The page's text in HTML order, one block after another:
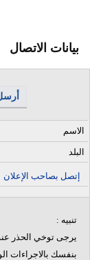
بيانات الاتصال
الاسم
البلد
تنبيه :
يرجى توخي الحذر
بنفسك بالاجراءات